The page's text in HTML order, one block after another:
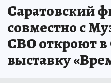
Саратовский
совместно с
СВО откроют в
выставку